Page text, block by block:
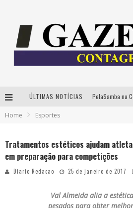
ÚLTIMAS NOTÍCIAS
Home Esportes
Tratamentos estéticos ajudam
em preparação para competições
Diario Redacao 25 de janeiro de 2017
Val Almeida alia a
pesados para obter